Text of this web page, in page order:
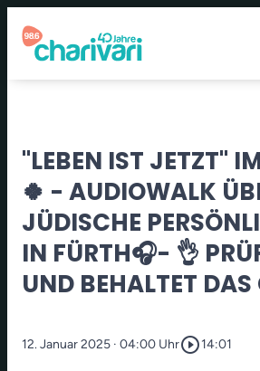
"LEBEN IST JETZT"
🍀 - AUDIOWALK
JÜDISCHE
IN FÜRTH🎧- 👌
UND BEHALTET DAS
12. Januar 2025 · 04:00 Uhrplay_circle_outline14:01